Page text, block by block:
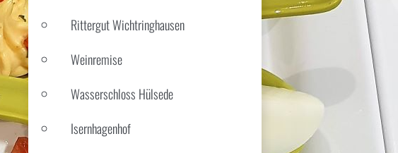
Rittergut Wichtringhausen
Weinremise
Wasserschloss Hülsede
Isernhagenhof